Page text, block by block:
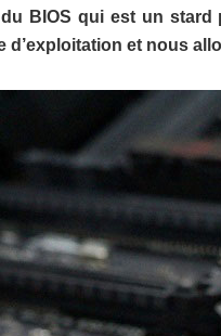
du BIOS qui est un
d’exploitation et nous